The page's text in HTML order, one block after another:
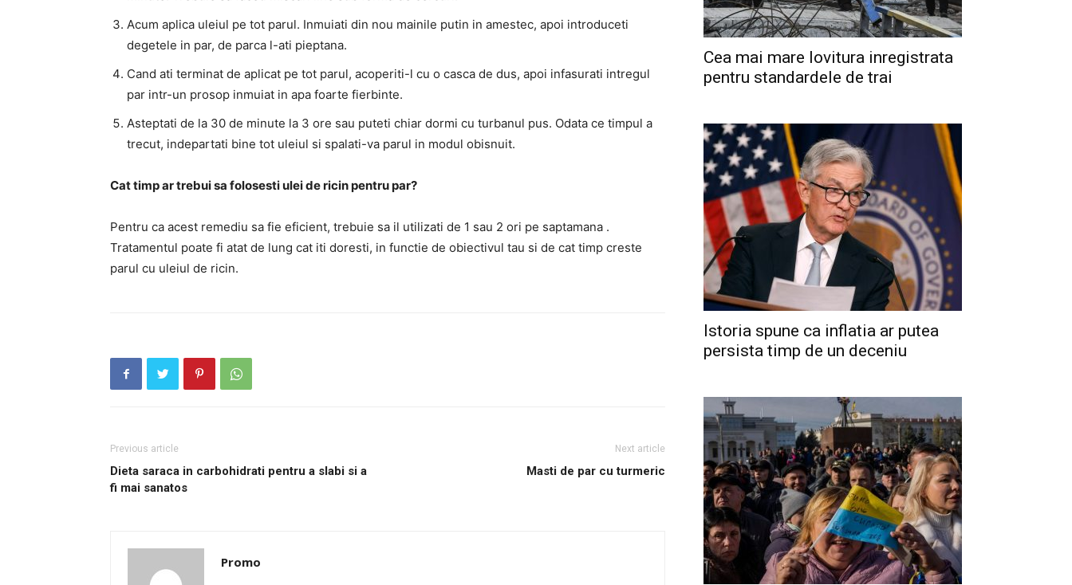
Acum aplica uleiul pe tot parul. Inmuiati din nou mainile putin in amestec, apoi introduceti
degetele in par, de parca l-ati pieptana.
Cand ati terminat de aplicat pe tot parul, acoperiti-l cu o casca de dus, apoi infasurati intregul
par intr-un prosop inmuiat in apa foarte fierbinte.
Asteptati de la 30 de minute la 3 ore sau puteti chiar dormi cu turbanul pus. Odata ce timpul a
trecut, indepartati bine tot uleiul si spalati-va parul in modul obisnuit.
Cat timp ar trebui sa folosesti ulei de ricin pentru par?
Pentru ca acest remediu sa fie eficient, trebuie sa il utilizati de 1 sau 2 ori pe saptamana .
Tratamentul poate fi atat de lung cat iti doresti, in functie de obiectivul tau si de cat timp creste
parul cu uleiul de ricin.
Previous article
Dieta saraca in carbohidrati pentru a slabi si a
fi mai sanatos
Next article
Masti de par cu turmeric
Promo
Cea mai mare lovitura inregistrata
pentru standardele de trai
Istoria spune ca inflatia ar putea
persista timp de un deceniu